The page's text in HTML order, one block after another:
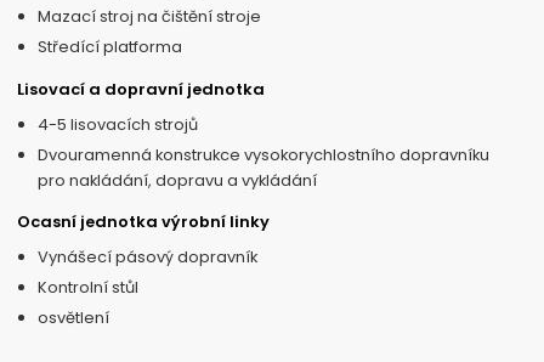
Mazací stroj na čištění stroje
Středící platforma
Lisovací a dopravní jednotka
4-5 lisovacích strojů
Dvouramenná konstrukce vysokorychlostního dopravníku
pro nakládání, dopravu a vykládání
Ocasní jednotka výrobní linky
Vynášecí pásový dopravník
Kontrolní stůl
osvětlení